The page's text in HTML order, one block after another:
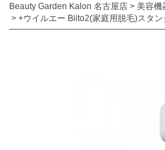
Beauty Garden Kalon 名古屋店 >美容機
>+ウイルエー Biito2(家庭用脱毛)スタン